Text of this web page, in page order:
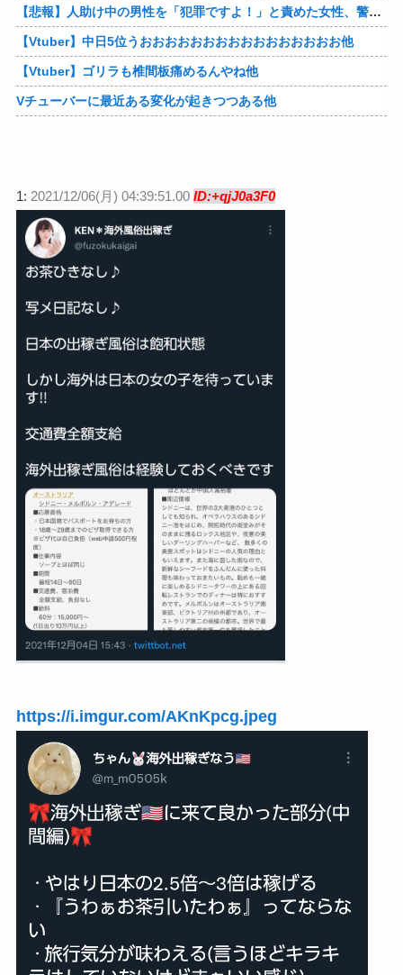
【悲報】人助け中の男性を「犯罪ですよ！」と責めた女性、警察が来た瞬間逃げる他
【Vtuber】中日5位うおおおおおおおおおおおおおおおお他
【Vtuber】ゴリラも椎間板痛めるんやね他
Vチューバーに最近ある変化が起きつつある他
1: 2021/12/06(月) 04:39:51.00 ID:+qjJ0a3F0
https://i.imgur.com/AKnKpcg.jpeg